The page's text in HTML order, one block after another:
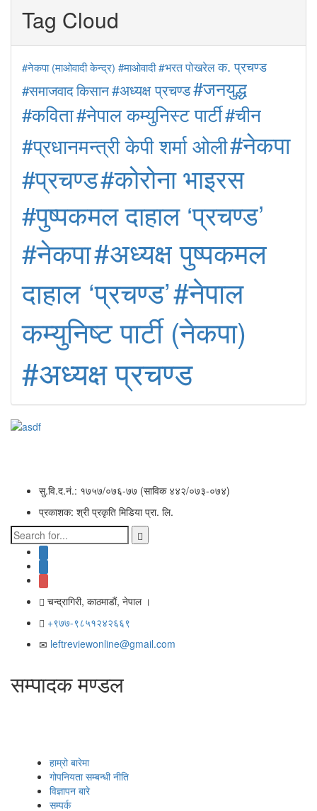
Tag Cloud
#नेकपा (माओवादी केन्द्र) #माओवादी#भरत पोखरेलक. प्रचण्ड
#समाजवादकिसान#अध्यक्ष प्रचण्ड#जनयुद्ध
#कविता#नेपाल कम्युनिस्ट पार्टी#चीन
#प्रधानमन्त्री केपी शर्मा ओली#नेकपा
#प्रचण्ड#कोरोना भाइरस
#पुष्पकमल दाहाल ‘प्रचण्ड’
#नेकपा#अध्यक्ष पुष्पकमल
दाहाल ‘प्रचण्ड’#नेपाल
कम्युनिष्ट पार्टी (नेकपा)
#अध्यक्ष प्रचण्ड
सु.वि.द.नं.: १७५७/०७६-७७ (साविक ४४२/०७३-०७४)
प्रकाशक: श्री प्रकृति मिडिया प्रा. लि.
चन्द्रागिरी, काठमाडाैं, नेपाल ।
+९७७-९८५१२४२६६९
leftreviewonline@gmail.com
सम्पादक मण्डल
हाम्रो बारेमा
गोपनियता सम्बन्धी नीति
विज्ञापन बारे
सम्पर्क